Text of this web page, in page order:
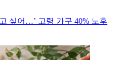
싶어…’ 고령 가구 40% 노후